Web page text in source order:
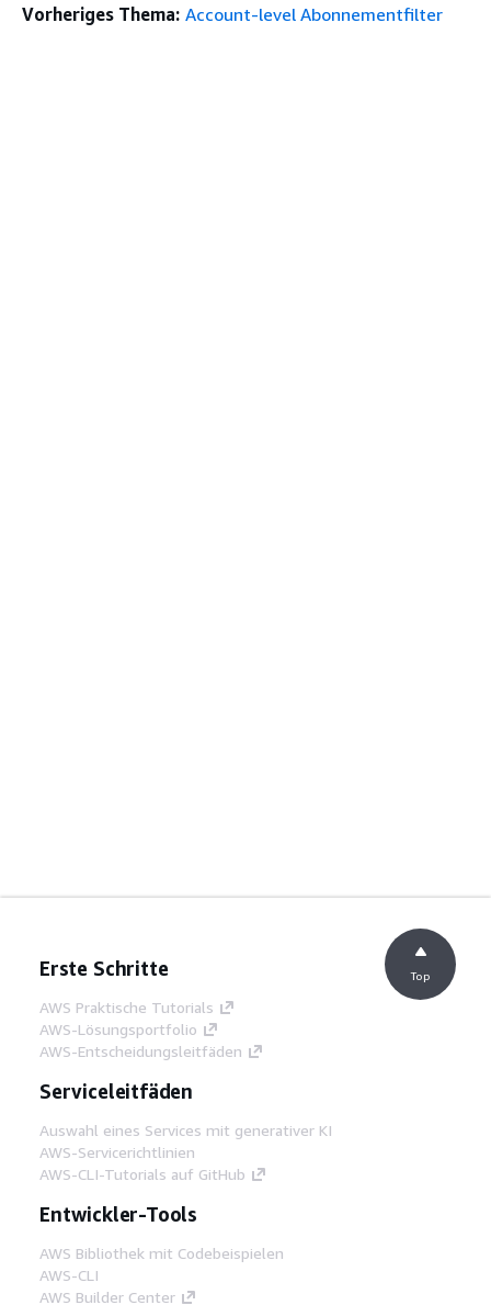
Vorheriges Thema: Account-level Abonnementfilter
Erste Schritte
AWS Praktische Tutorials
AWS-Lösungsportfolio
AWS-Entscheidungsleitfäden
Serviceleitfäden
Auswahl eines Services mit generativer KI
AWS-Servicerichtlinien
AWS-CLI-Tutorials auf GitHub
Entwickler-Tools
AWS Bibliothek mit Codebeispielen
AWS-CLI
AWS Builder Center
Top